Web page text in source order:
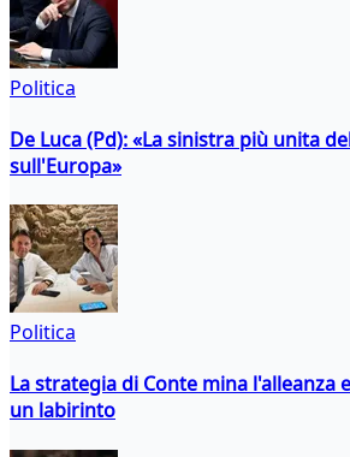
Politica
De Luca (Pd): «La sinistra più unita
sull'Europa»
Politica
La strategia di Conte mina l'alleanza
un labirinto